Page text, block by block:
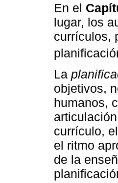
En el
lugar, los
currículos,
La
objetivos,
humanos,
currículo,
el ritmo
de la